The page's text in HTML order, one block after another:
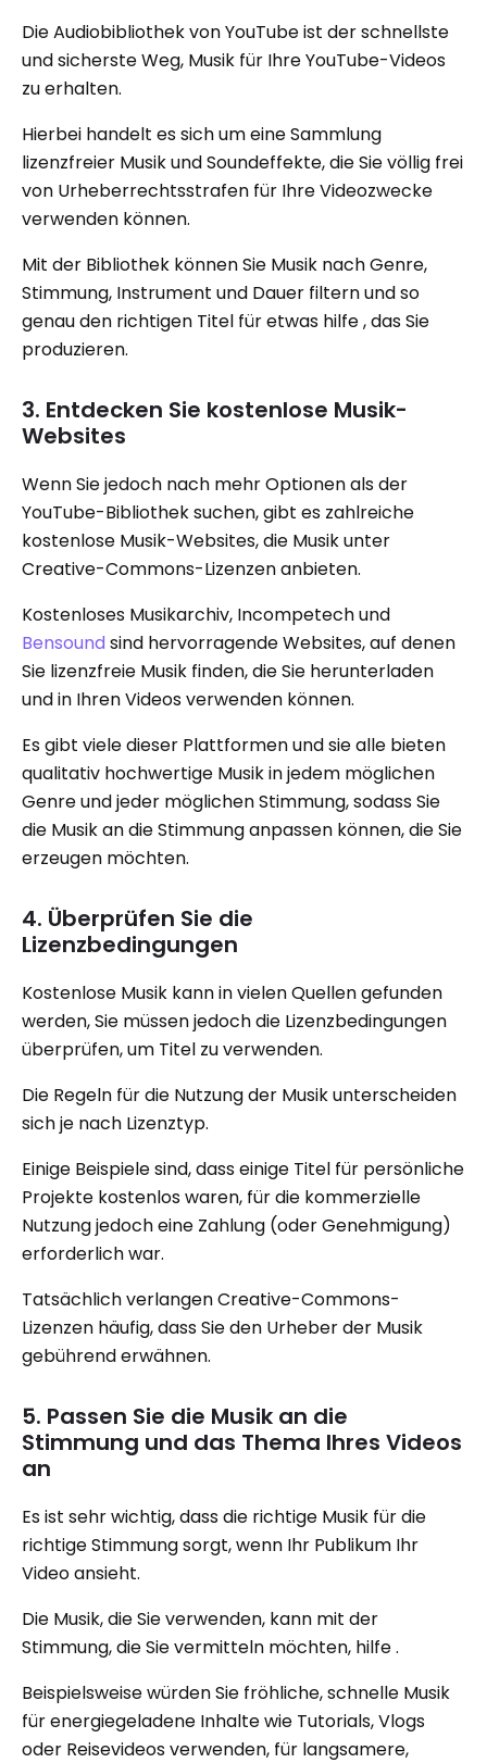
Die Audiobibliothek von YouTube ist der schnellste
und sicherste Weg, Musik für Ihre YouTube-Videos
zu erhalten.
Hierbei handelt es sich um eine Sammlung
lizenzfreier Musik und Soundeffekte, die Sie völlig frei
von Urheberrechtsstrafen für Ihre Videozwecke
verwenden können.
Mit der Bibliothek können Sie Musik nach Genre,
Stimmung, Instrument und Dauer filtern und so
genau den richtigen Titel für etwas hilfe , das Sie
produzieren.
3. Entdecken Sie kostenlose Musik-
Websites
Wenn Sie jedoch nach mehr Optionen als der
YouTube-Bibliothek suchen, gibt es zahlreiche
kostenlose Musik-Websites, die Musik unter
Creative-Commons-Lizenzen anbieten.
Kostenloses Musikarchiv, Incompetech und
Bensound sind hervorragende Websites, auf denen
Sie lizenzfreie Musik finden, die Sie herunterladen
und in Ihren Videos verwenden können.
Es gibt viele dieser Plattformen und sie alle bieten
qualitativ hochwertige Musik in jedem möglichen
Genre und jeder möglichen Stimmung, sodass Sie
die Musik an die Stimmung anpassen können, die Sie
erzeugen möchten.
4. Überprüfen Sie die
Lizenzbedingungen
Kostenlose Musik kann in vielen Quellen gefunden
werden, Sie müssen jedoch die Lizenzbedingungen
überprüfen, um Titel zu verwenden.
Die Regeln für die Nutzung der Musik unterscheiden
sich je nach Lizenztyp.
Einige Beispiele sind, dass einige Titel für persönliche
Projekte kostenlos waren, für die kommerzielle
Nutzung jedoch eine Zahlung (oder Genehmigung)
erforderlich war.
Tatsächlich verlangen Creative-Commons-
Lizenzen häufig, dass Sie den Urheber der Musik
gebührend erwähnen.
5. Passen Sie die Musik an die
Stimmung und das Thema Ihres Videos
an
Es ist sehr wichtig, dass die richtige Musik für die
richtige Stimmung sorgt, wenn Ihr Publikum Ihr
Video ansieht.
Die Musik, die Sie verwenden, kann mit der
Stimmung, die Sie vermitteln möchten, hilfe .
Beispielsweise würden Sie fröhliche, schnelle Musik
für energiegeladene Inhalte wie Tutorials, Vlogs
oder Reisevideos verwenden, für langsamere,